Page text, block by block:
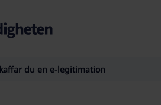
du en e-legitimation